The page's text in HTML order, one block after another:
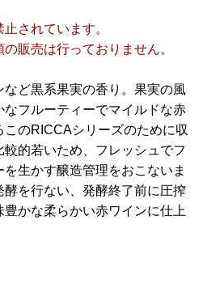
されています。
販売は行っておりません。
ど黒系果実の香り。果実の風
フルーティーでマイルドな赤
のRICCAシリーズのために収
的若いため、フレッシュでフ
生かす醸造管理をおこないま
酵を行ない、発酵終了前に圧搾
かな柔らかい赤ワインに仕上